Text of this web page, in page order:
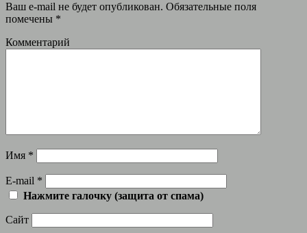
Ваш e-mail не будет опубликован. Обязательные поля
помечены *
Комментарий
Имя *
E-mail *
Нажмите галочку (защита от спама)
Сайт